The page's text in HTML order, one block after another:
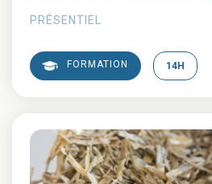
PRÉSENTIEL
FORMATION 14H